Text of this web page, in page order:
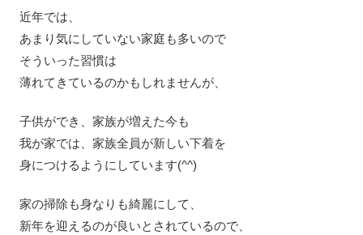
近年では、
あまり気にしていない家庭も多いので
そういった習慣は
薄れてきているのかもしれませんが、
子供ができ、家族が増えた今も
我が家では、家族全員が新しい下着を
身につけるようにしています(^^)
家の掃除も身なりも綺麗にして、
新年を迎えるのが良いとされているので、